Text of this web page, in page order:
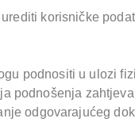
korisničke
podnositi u ulozi
podnošenja
odgovarajućeg